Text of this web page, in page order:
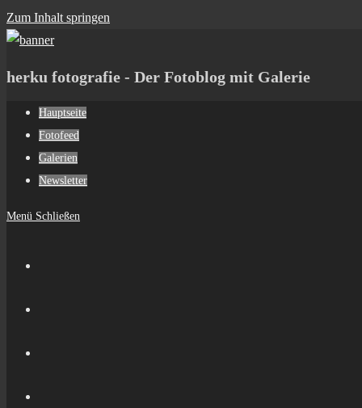
Zum Inhalt springen
herku fotografie - Der Fotoblog mit Galerie
Hauptseite
Fotofeed
Galerien
Newsletter
Menü Schließen